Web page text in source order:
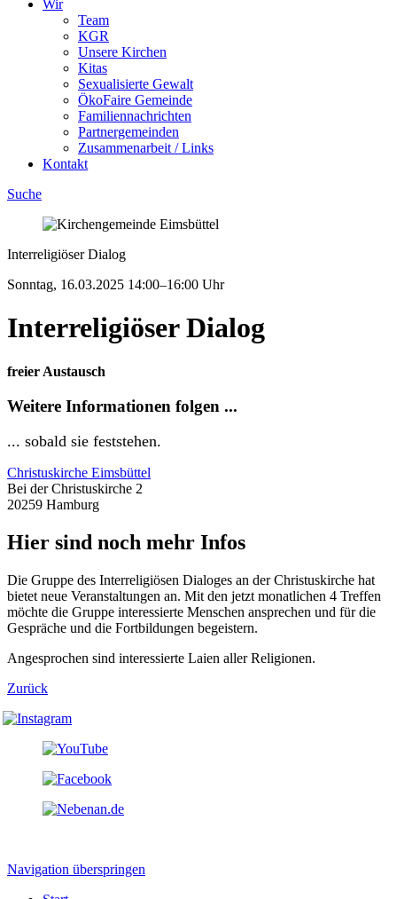
Wir
Team
KGR
Unsere Kirchen
Kitas
Sexualisierte Gewalt
ÖkoFaire Gemeinde
Familiennachrichten
Partnergemeinden
Zusammenarbeit / Links
Kontakt
Suche
Interreligiöser Dialog
Sonntag, 16.03.2025 14:00–16:00 Uhr
Interreligiöser Dialog
freier Austausch
Weitere Informationen folgen ...
... sobald sie feststehen.
Christuskirche Eimsbüttel
Bei der Christuskirche 2
20259 Hamburg
Hier sind noch mehr Infos
Die Gruppe des Interreligiösen Dialoges an der Christuskirche hat
bietet neue Veranstaltungen an. Mit den jetzt monatlichen 4 Treffen
möchte die Gruppe interessierte Menschen ansprechen und für die
Gespräche und die Fortbildungen begeistern.
Angesprochen sind interessierte Laien aller Religionen.
Zurück
Navigation überspringen